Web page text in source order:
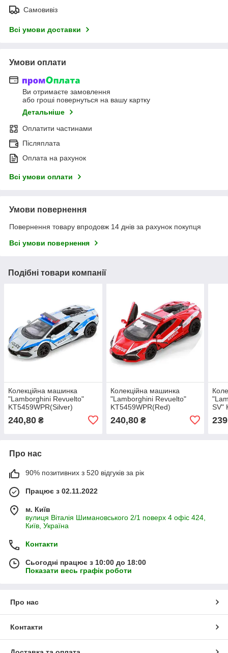
Самовивіз
Всі умови доставки
Умови оплати
Ви отримаєте замовлення
або гроші повернуться на вашу картку
Детальніше
Оплатити частинами
Післяплата
Оплата на рахунок
Всі умови оплати
Умови повернення
Повернення товару впродовж 14 днів за рахунок покупця
Всі умови повернення
Подібні товари компанії
Колекційна машинка
"Lamborghini Revuelto"
KT5459WPR(Silver)
240,80 ₴
Колекційна машинка
"Lamborghini Revuelto"
KT5459WPR(Red)
240,80₴
SV"
Про нас
90% позитивних з 520 відгуків за рік
Працює з 02.11.2022
м. Київ
вулиця Віталія Шимановського 2/1 поверх 4 офіс 424,
Київ, Україна
Контакти
Сьогодні працює з 10:00 до 18:00
Показати весь графік роботи
Про нас
Контакти